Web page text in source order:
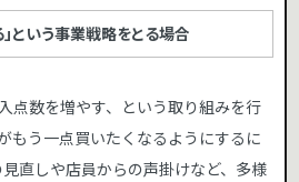
という事業戦略をとる場合
点数を増やす、という取り組みを行
もう一点買いたくなるようにするに
直しや店員からの声掛けなど、多様